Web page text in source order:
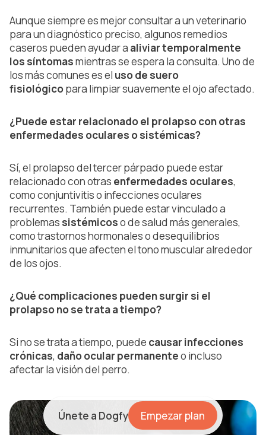
Aunque siempre es mejor consultar a un veterinario
para un diagnóstico preciso, algunos remedios
caseros pueden ayudar a aliviar temporalmente
los síntomasmientras se espera la consulta. Uno de
los más comunes es el uso de suero
fisiológicopara limpiar suavemente el ojo afectado.
¿Puede estar relacionado el prolapso con otras
enfermedades oculares o sistémicas?
Sí, el prolapso del tercer párpado puede estar
relacionado con otras enfermedades oculares,
como conjuntivitis o infecciones oculares
recurrentes. También puede estar vinculado a
problemas sistémicoso de salud más generales,
como trastornos hormonales o desequilibrios
inmunitarios que afecten el tono muscular alrededor
de los ojos.
¿Qué complicaciones pueden surgir si el
prolapso no se trata a tiempo?
Si no se trata a tiempo, puede causar infecciones
crónicas, daño ocular permanenteo incluso
afectar la visión del perro.
Únete a Dogfy Empezar plan